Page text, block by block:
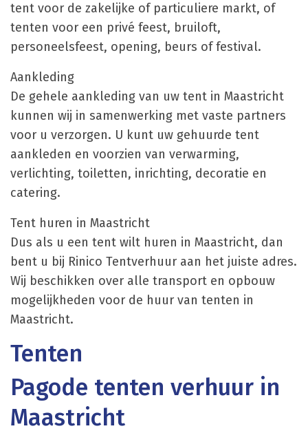
tent voor de zakelijke of particuliere markt, of
tenten voor een privé feest, bruiloft,
personeelsfeest, opening, beurs of festival.
Aankleding
De gehele aankleding van uw tent in Maastricht
kunnen wij in samenwerking met vaste partners
voor u verzorgen. U kunt uw gehuurde tent
aankleden en voorzien van verwarming,
verlichting, toiletten, inrichting, decoratie en
catering.
Tent huren in Maastricht
Dus als u een tent wilt huren in Maastricht, dan
bent u bij Rinico Tentverhuur aan het juiste adres.
Wij beschikken over alle transport en opbouw
mogelijkheden voor de huur van tenten in
Maastricht.
Tenten
Pagode tenten verhuur in
Maastricht